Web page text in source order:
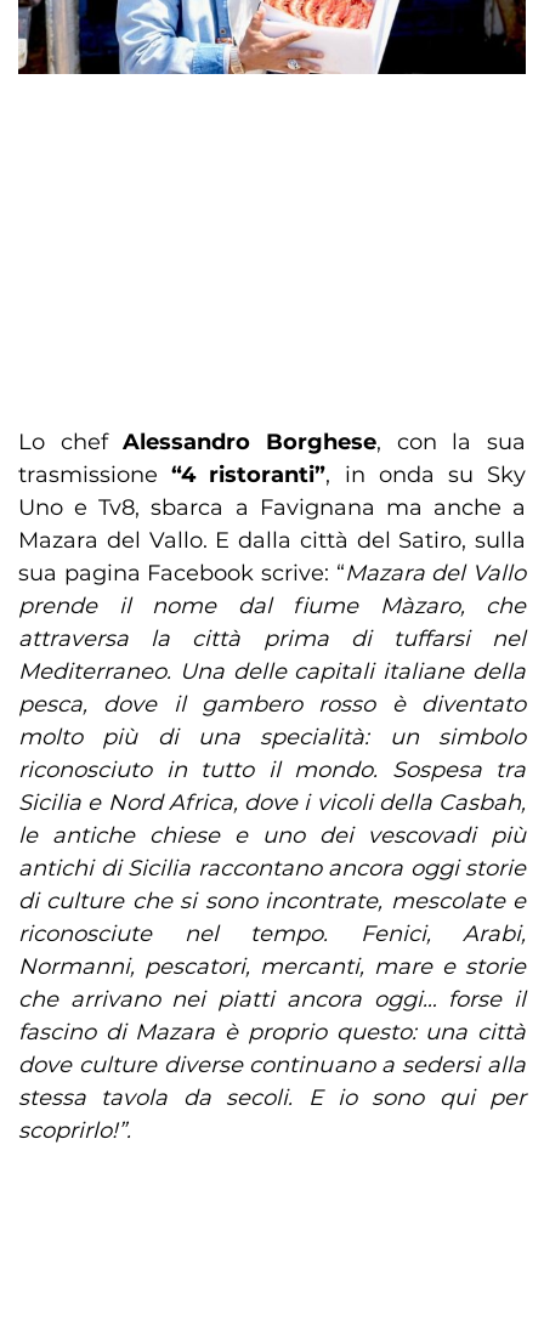
Lo chefAlessandro Borghese, con la sua
trasmissione “4 ristoranti”, in onda su Sky
Uno e Tv8, sbarca a Favignana ma anche a
Mazara del Vallo. E dalla città del Satiro, sulla
sua pagina Facebook scrive: “Mazara del Vallo
prende il nome dal fiume Màzaro, che
attraversa la città prima di tuffarsi nel
Mediterraneo. Una delle capitali italiane della
pesca, dove il gambero rosso è diventato
molto più di una specialità: un simbolo
riconosciuto in tutto il mondo. Sospesa tra
Sicilia e Nord Africa, dove i vicoli della Casbah,
le antiche chiese e uno dei vescovadi più
antichi di Sicilia raccontano ancora oggi storie
di culture che si sono incontrate, mescolate e
riconosciute nel tempo. Fenici, Arabi,
Normanni, pescatori, mercanti, mare e storie
che arrivano nei piatti ancora oggi… forse il
fascino di Mazara è proprio questo: una città
dove culture diverse continuano a sedersi alla
stessa tavola da secoli. E io sono qui per
scoprirlo!”.